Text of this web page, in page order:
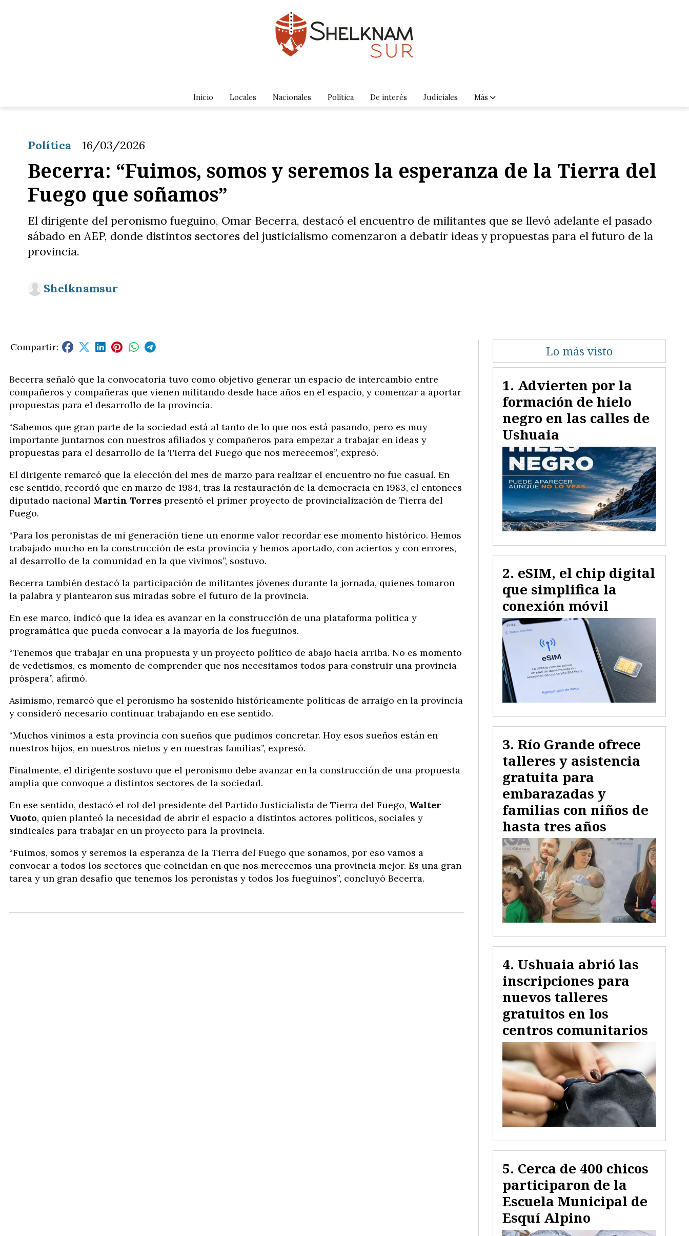
Inicio Locales Nacionales Política De interés Judiciales Más
Becerra: “Fuimos, somos y seremos la esperanza de la Tierra del
Fuego que soñamos”
El dirigente del peronismo fueguino, Omar Becerra, destacó el encuentro de militantes que se llevó adelante el pasado
sábado en AEP, donde distintos sectores del justicialismo comenzaron a debatir ideas y propuestas para el futuro de la
provincia.
Política 16/03/2026
Shelknamsur
Becerra señaló que la convocatoria tuvo como objetivo generar un espacio de intercambio entre
compañeros y compañeras que vienen militando desde hace años en el espacio, y comenzar a aportar
propuestas para el desarrollo de la provincia.
“Sabemos que gran parte de la sociedad está al tanto de lo que nos está pasando, pero es muy
importante juntarnos con nuestros afiliados y compañeros para empezar a trabajar en ideas y
propuestas para el desarrollo de la Tierra del Fuego que nos merecemos”, expresó.
El dirigente remarcó que la elección del mes de marzo para realizar el encuentro no fue casual. En
ese sentido, recordó que en marzo de 1984, tras la restauración de la democracia en 1983, el entonces
diputado nacional Martín Torres presentó el primer proyecto de provincialización de Tierra del
Fuego.
“Para los peronistas de mi generación tiene un enorme valor recordar ese momento histórico. Hemos
trabajado mucho en la construcción de esta provincia y hemos aportado, con aciertos y con errores,
al desarrollo de la comunidad en la que vivimos”, sostuvo.
Becerra también destacó la participación de militantes jóvenes durante la jornada, quienes tomaron
la palabra y plantearon sus miradas sobre el futuro de la provincia.
En ese marco, indicó que la idea es avanzar en la construcción de una plataforma política y
programática que pueda convocar a la mayoría de los fueguinos.
“Tenemos que trabajar en una propuesta y un proyecto político de abajo hacia arriba. No es momento
de vedetismos, es momento de comprender que nos necesitamos todos para construir una provincia
próspera”, afirmó.
Asimismo, remarcó que el peronismo ha sostenido históricamente políticas de arraigo en la provincia
y consideró necesario continuar trabajando en ese sentido.
“Muchos vinimos a esta provincia con sueños que pudimos concretar. Hoy esos sueños están en
nuestros hijos, en nuestros nietos y en nuestras familias”, expresó.
Finalmente, el dirigente sostuvo que el peronismo debe avanzar en la construcción de una propuesta
amplia que convoque a distintos sectores de la sociedad.
En ese sentido, destacó el rol del presidente del Partido Justicialista de Tierra del Fuego, Walter
Vuoto, quien planteó la necesidad de abrir el espacio a distintos actores políticos, sociales y
sindicales para trabajar en un proyecto para la provincia.
“Fuimos, somos y seremos la esperanza de la Tierra del Fuego que soñamos, por eso vamos a
convocar a todos los sectores que coincidan en que nos merecemos una provincia mejor. Es una gran
tarea y un gran desafío que tenemos los peronistas y todos los fueguinos”, concluyó Becerra.
Lo más visto
Advierten por la
formación de hielo
negro en las calles de
Ushuaia
eSIM, el chip digital
que simplifica la
conexión móvil
Río Grande ofrece
talleres y asistencia
gratuita para
embarazadas y
familias con niños de
hasta tres años
Ushuaia abrió las
inscripciones para
nuevos talleres
gratuitos en los
centros comunitarios
Cerca de 400 chicos
participaron de la
Escuela Municipal de
Esquí Alpino